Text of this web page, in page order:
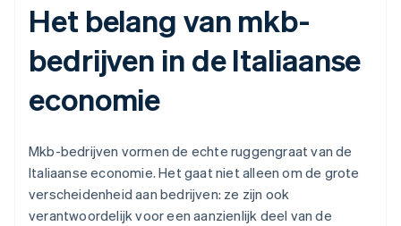
Het belang van mkb-
bedrijven in de Italiaanse
economie
Mkb-bedrijven vormen de echte ruggengraat van de
Italiaanse economie. Het gaat niet alleen om de grote
verscheidenheid aan bedrijven: ze zijn ook
verantwoordelijk voor een aanzienlijk deel van de